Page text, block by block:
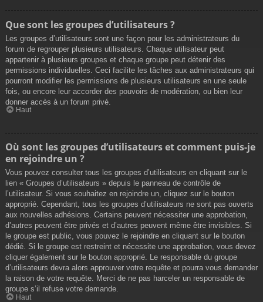
Que sont les groupes d’utilisateurs ?
Les groupes d’utilisateurs sont une façon pour les administrateurs du
forum de regrouper plusieurs utilisateurs. Chaque utilisateur peut
appartenir à plusieurs groupes et chaque groupe peut détenir des
permissions individuelles. Ceci facilite les tâches aux administrateurs qui
pourront modifier les permissions de plusieurs utilisateurs en une seule
fois, ou encore leur accorder des pouvoirs de modération, ou bien leur
donner accès à un forum privé.
Haut
Où sont les groupes d’utilisateurs et comment puis-je
en rejoindre un ?
Vous pouvez consulter tous les groupes d’utilisateurs en cliquant sur le
lien « Groupes d’utilisateurs » depuis le panneau de contrôle de
l’utilisateur. Si vous souhaitez en rejoindre un, cliquez sur le bouton
approprié. Cependant, tous les groupes d’utilisateurs ne sont pas ouverts
aux nouvelles adhésions. Certains peuvent nécessiter une approbation,
d’autres peuvent être privés et d’autres peuvent même être invisibles. Si
le groupe est public, vous pouvez le rejoindre en cliquant sur le bouton
dédié. Si le groupe est restreint et nécessite une approbation, vous devez
cliquer également sur le bouton approprié. Le responsable du groupe
d’utilisateurs devra alors approuver votre requête et pourra vous demander
la raison de votre requête. Merci de ne pas harceler un responsable de
groupe s’il refuse votre demande.
Haut